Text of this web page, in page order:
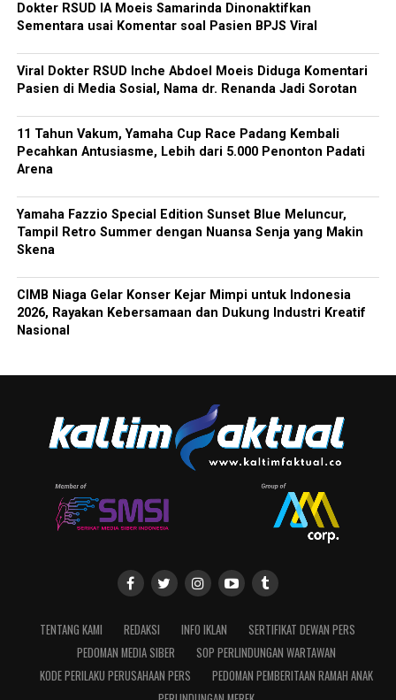
Dokter RSUD IA Moeis Samarinda Dinonaktifkan
Sementara usai Komentar soal Pasien BPJS Viral
Viral Dokter RSUD Inche Abdoel Moeis Diduga Komentari
Pasien di Media Sosial, Nama dr. Renanda Jadi Sorotan
11 Tahun Vakum, Yamaha Cup Race Padang Kembali
Pecahkan Antusiasme, Lebih dari 5.000 Penonton Padati
Arena
Yamaha Fazzio Special Edition Sunset Blue Meluncur,
Tampil Retro Summer dengan Nuansa Senja yang Makin
Skena
CIMB Niaga Gelar Konser Kejar Mimpi untuk Indonesia
2026, Rayakan Kebersamaan dan Dukung Industri Kreatif
Nasional
TENTANG KAMI REDAKSI INFO IKLAN
SERTIFIKAT DEWAN PERS
PEDOMAN MEDIA SIBER
SOP PERLINDUNGAN WARTAWAN
KODE PERILAKU PERUSAHAAN PERS
PEDOMAN PEMBERITAAN RAMAH ANAK